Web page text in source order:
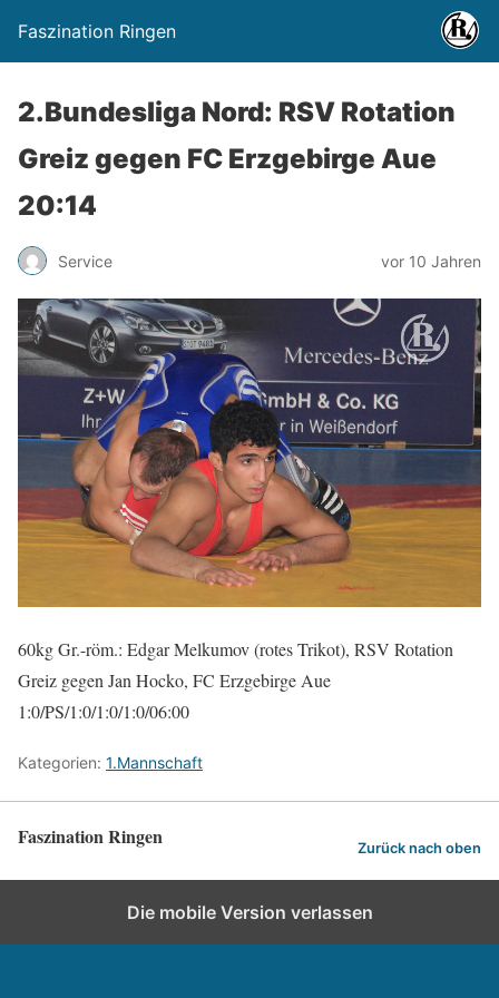
Faszination Ringen
2.Bundesliga Nord: RSV Rotation
Greiz gegen FC Erzgebirge Aue
20:14
Service vor 10 Jahren
60kg Gr.-röm.: Edgar Melkumov (rotes Trikot), RSV Rotation
Greiz gegen Jan Hocko, FC Erzgebirge Aue
1:0/PS/1:0/1:0/1:0/06:00
Kategorien: 1.Mannschaft
Faszination Ringen Zurück nach oben
Die mobile Version verlassen